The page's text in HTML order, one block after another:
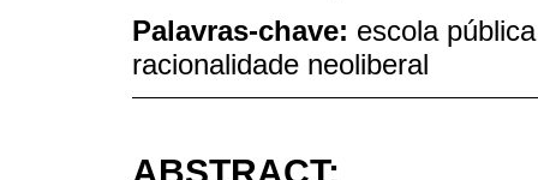
Palavras-chave: escola
racionalidade neoliberal
ABSTRACT: